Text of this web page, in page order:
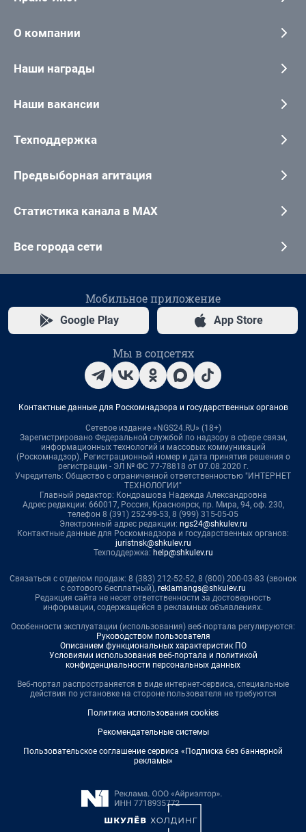
О компании
Наши награды
Наши вакансии
Техподдержка
Предвыборная агитация
Статистика канала в MAX
Все города сети
Мобильное приложение
Google Play App Store
Мы в соцсетях
Контактные данные для Роскомнадзора и государственных органов
Сетевое издание «NGS24.RU» (18+)
Зарегистрировано Федеральной службой по надзору в сфере связи,
информационных технологий и массовых коммуникаций
(Роскомнадзор). Регистрационный номер и дата принятия решения о
регистрации - ЭЛ № ФС 77-78818 от 07.08.2020 г.
Учредитель: Общество с ограниченной ответственностью "ИНТЕРНЕТ
ТЕХНОЛОГИИ"
Главный редактор: Кондрашова Надежда Александровна
Адрес редакции: 660017, Россия, Красноярск, пр. Мира, 94, оф. 230,
телефон 8 (391) 252-99-53, 8 (999) 315-05-05
Электронный адрес редакции: ngs24@shkulev.ru
Контактные данные для Роскомнадзора и государственных органов:
juristnsk@shkulev.ru
Техподдержка: help@shkulev.ru
Связаться с отделом продаж: 8 (383) 212-52-52, 8 (800) 200-03-83 (звонок
с сотового бесплатный), reklamangs@shkulev.ru
Редакция сайта не несет ответственности за достоверность
информации, содержащейся в рекламных объявлениях.
Особенности эксплуатации (использования) веб-портала регулируются:
Руководством пользователя
Описанием функциональных характеристик ПО
Условиями использования веб-портала и политикой
конфиденциальности персональных данных
Веб-портал распространяется в виде интернет-сервиса, специальные
действия по установке на стороне пользователя не требуются
Политика использования cookies
Рекомендательные системы
Пользовательское соглашение сервиса «Подписка без баннерной
рекламы»